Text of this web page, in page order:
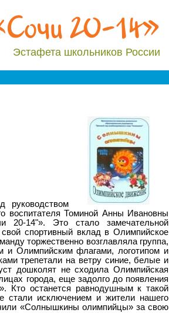
20-14»
Эстафета школьников России
руководством
воспитателя Томиной Анны Ивановны
20-14"». Это стало замечательной
спортивный вклад в Олимпийское
торжественно возглавляла группа,
и Олимпийским флагами, логотипом и
трепетали на ветру синие, белые и
дошколят не сходила Олимпийская
города, еще задолго до появления
Кто останется равнодушным к такой
стали исключением и жители нашего
«Солнышкины олимпийцы» за свою